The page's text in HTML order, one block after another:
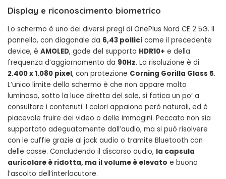
Display e riconoscimento biometrico
Lo schermo è uno dei diversi pregi di OnePlus Nord CE 2 5G. Il
pannello, con diagonale da 6,43 pollici come il precedente
device, è AMOLED, gode del supporto HDR10+ e della
frequenza d’aggiornamento da 90Hz. La risoluzione è di
2.400 x 1.080 pixel, con protezione Corning Gorilla Glass 5.
L’unico limite dello schermo è che non appare molto
luminoso, sotto la luce diretta del sole, si fatica un po’ a
consultare i contenuti. I colori appaiono però naturali, ed è
piacevole fruire dei video o delle immagini. Peccato non sia
supportato adeguatamente dall’audio, ma si può risolvere
con le cuffie grazie al jack audio o tramite Bluetooth con
delle casse. Concludendo il discorso audio, la capsula
auricolare è ridotta, ma il volume è elevato e buono
l’ascolto dell’interlocutore.